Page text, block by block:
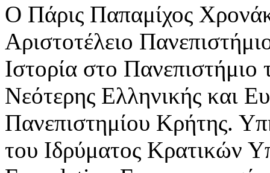
Ο Πάρις Παπαμίχος
Αριστοτέλειο
Ιστορία στο Πανεπιστήμιο
Νεότερης Ελληνικής και
Πανεπιστημίου Κρήτης.
του Ιδρύματος Κρατικών